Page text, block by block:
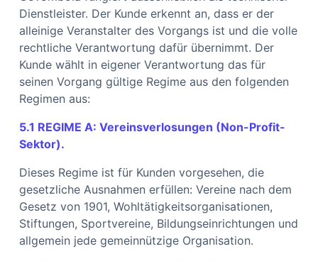
Dienstleister. Der Kunde erkennt an, dass er der
alleinige Veranstalter des Vorgangs ist und die volle
rechtliche Verantwortung dafür übernimmt. Der
Kunde wählt in eigener Verantwortung das für
seinen Vorgang gültige Regime aus den folgenden
Regimen aus:
5.1 REGIME A: Vereinsverlosungen (Non-Profit-
Sektor).
Dieses Regime ist für Kunden vorgesehen, die
gesetzliche Ausnahmen erfüllen: Vereine nach dem
Gesetz von 1901, Wohltätigkeitsorganisationen,
Stiftungen, Sportvereine, Bildungseinrichtungen und
allgemein jede gemeinnützige Organisation.